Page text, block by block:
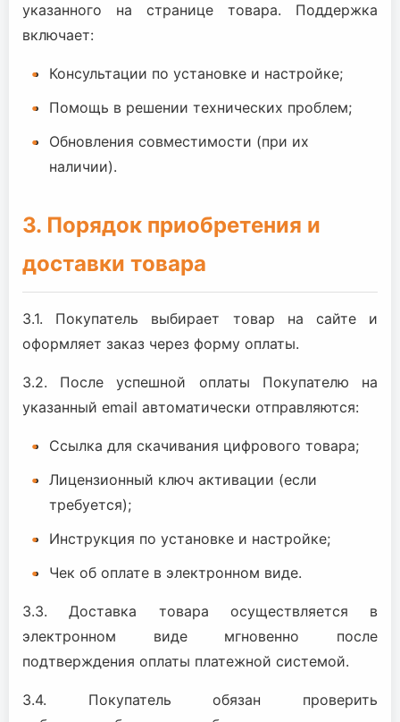
указанного на странице товара. Поддержка
включает:
Консультации по установке и настройке;
Помощь в решении технических проблем;
Обновления совместимости (при их
наличии).
3. Порядок приобретения и
доставки товара
3.1. Покупатель выбирает товар на сайте и
оформляет заказ через форму оплаты.
3.2. После успешной оплаты Покупателю на
указанный email автоматически отправляются:
Ссылка для скачивания цифрового товара;
Лицензионный ключ активации (если
требуется);
Инструкция по установке и настройке;
Чек об оплате в электронном виде.
3.3. Доставка товара осуществляется в
электронном виде мгновенно после
подтверждения оплаты платежной системой.
3.4. Покупатель обязан проверить